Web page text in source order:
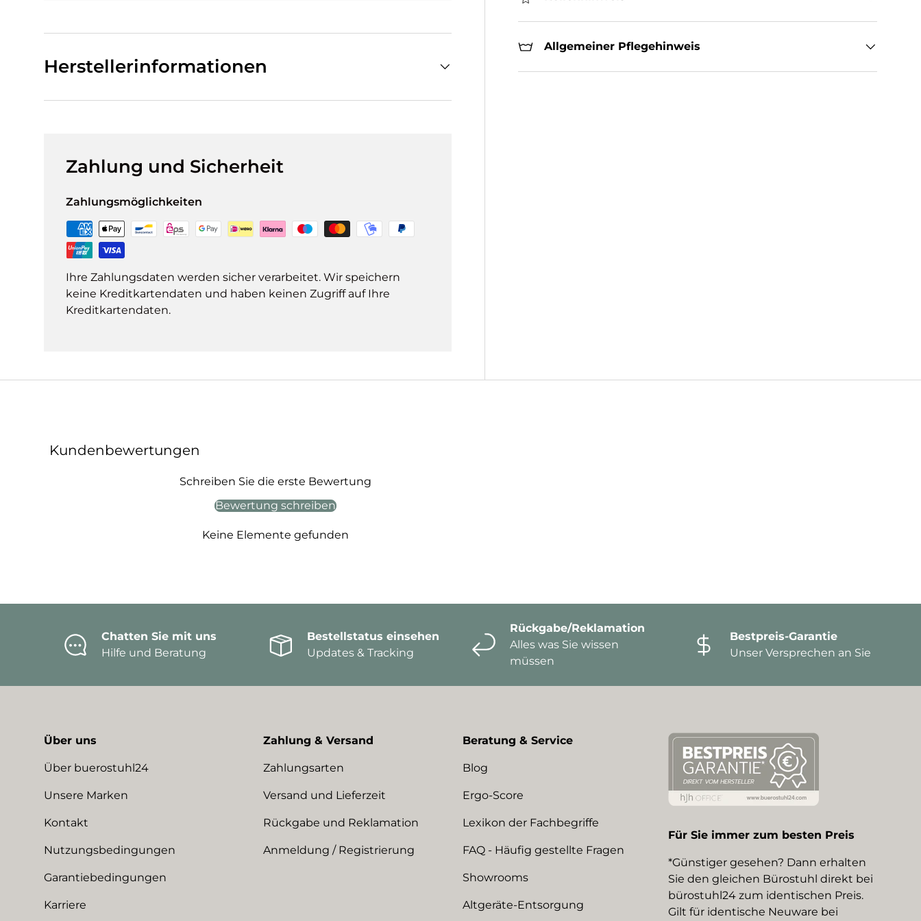
Allgemeiner Pflegehinweis
Herstellerinformationen
Zahlung und Sicherheit
Zahlungsmöglichkeiten
Ihre Zahlungsdaten werden sicher verarbeitet. Wir speichern
keine Kreditkartendaten und haben keinen Zugriff auf Ihre
Kreditkartendaten.
Kundenbewertungen
Schreiben Sie die erste Bewertung
Bewertung schreiben
Keine Elemente gefunden
Chatten Sie mit uns
Hilfe und Beratung
Bestellstatus einsehen
Updates & Tracking
Rückgabe/Reklamation
Alles was Sie wissen
müssen
Bestpreis-Garantie
Unser Versprechen an Sie
Über uns
Über buerostuhl24
Unsere Marken
Kontakt
Nutzungsbedingungen
Garantiebedingungen
Karriere
Zahlung & Versand
Zahlungsarten
Versand und Lieferzeit
Rückgabe und Reklamation
Anmeldung / Registrierung
Beratung & Service
Blog
Ergo-Score
Lexikon der Fachbegriffe
FAQ - Häufig gestellte Fragen
Showrooms
Altgeräte-Entsorgung
Für Sie immer zum besten Preis
*Günstiger gesehen? Dann erhalten
Sie den gleichen Bürostuhl direkt bei
bürostuhl24 zum identischen Preis.
Gilt für identische Neuware bei